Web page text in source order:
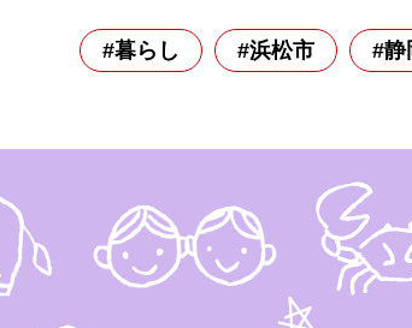
#暮らし #浜松市 #静